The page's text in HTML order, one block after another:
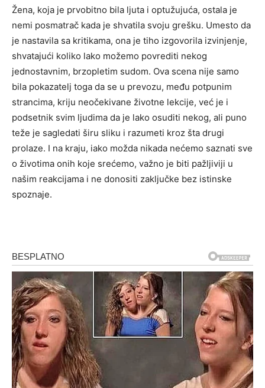
Žena, koja je prvobitno bila ljuta i optužujuća, ostala je
nemi posmatrač kada je shvatila svoju grešku. Umesto da
je nastavila sa kritikama, ona je tiho izgovorila izvinjenje,
shvatajući koliko lako možemo povrediti nekog
jednostavnim, brzopletim sudom. Ova scena nije samo
bila pokazatelj toga da se u prevozu, među potpunim
strancima, kriju neočekivane životne lekcije, već je i
podsetnik svim ljudima da je lako osuditi nekog, ali puno
teže je sagledati širu sliku i razumeti kroz šta drugi
prolaze. I na kraju, iako možda nikada nećemo saznati sve
o životima onih koje srećemo, važno je biti pažljiviji u
našim reakcijama i ne donositi zaključke bez istinske
spoznaje.